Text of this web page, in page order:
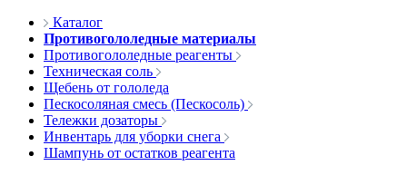
Каталог
Противогололедные материалы
Противогололедные реагенты
Техническая соль
Щебень от гололеда
Пескосоляная смесь (Пескосоль)
Тележки дозаторы
Инвентарь для уборки снега
Шампунь от остатков реагента